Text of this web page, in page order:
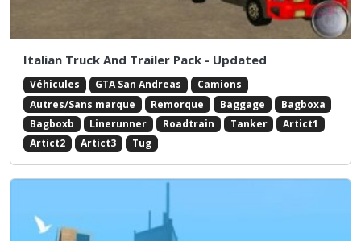
Italian Truck And Trailer Pack - Updated
Véhicules GTA San Andreas
Camions
Autres/Sans marque
Remorque Baggage
Bagboxa
Bagboxb
Linerunner Roadtrain Tanker
Artict1
Artict2
Artict3 Tug